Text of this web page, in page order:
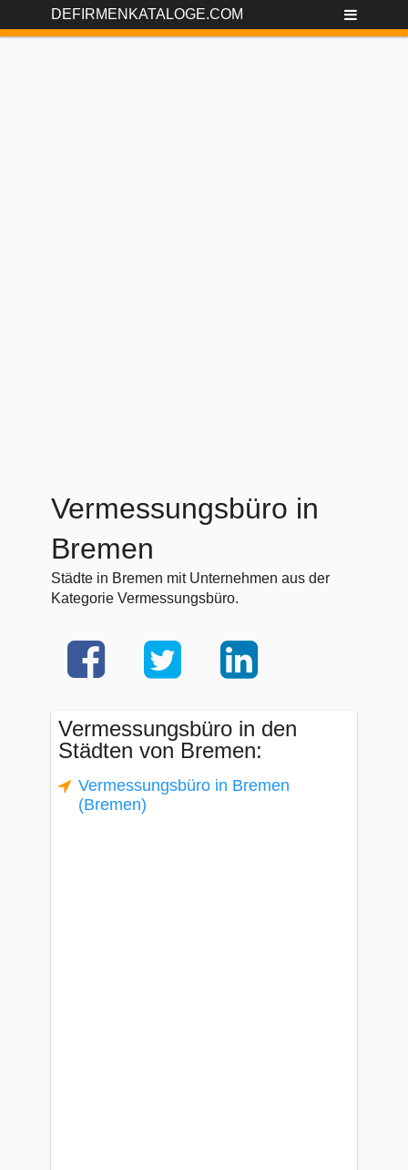
DEFIRMENKATALOGE.COM
Vermessungsbüro in
Bremen
Städte in Bremen mit Unternehmen aus der
Kategorie Vermessungsbüro.
Vermessungsbüro in den
Städten von Bremen:
Vermessungsbüro in Bremen
(Bremen)